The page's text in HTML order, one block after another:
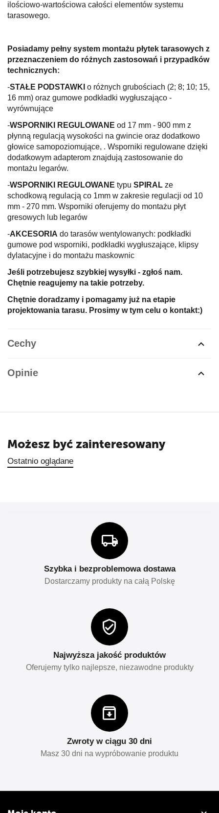
ilościowo-wartościowa całości elementów systemu
tarasowego.
Posiadamy pełny system montażu płytek tarasowych z
przeznaczeniem do różnych zastosowań i przypadków
technicznych:
-STAŁE PODSTAWKI o różnych grubościach (2; 8; 10; 15,
16 mm) oraz gumowe podkładki wygłuszająco -
wyrównujące
-WSPORNIKI REGULOWANE od 17 mm - 900 mm z
płynną regulacją wysokości na gwincie oraz dodatkowo
głowice samopoziomujące, . Wsporniki regulowane dzięki
dodatkowym adapterom znajdują zastosowanie do
montażu legarów.
-WSPORNIKI REGULOWANE typu SPIRAL ze
schodkową regulacją co 1mm w zakresie regulacji od 10
mm - 270 mm. Wsporniki oferujemy do montażu płyt
gresowych lub legarów
-AKCESORIA do tarasów wentylowanych: podkładki
gumowe pod wsporniki, podkładki wygłuszające, klipsy
dylatacyjne i do montażu maskownic
Jeśli potrzebujesz szybkiej wysyłki - zgłoś nam.
Chętnie reagujemy na takie potrzeby.
Chętnie doradzamy i pomagamy już na etapie
projektowania tarasu. Prosimy w tym celu o kontakt:)
Cechy
Opinie
Możesz być zainteresowany
Ostatnio oglądane
Szybka i bezproblemowa dostawa
Dostarczamy produkty na całą Polskę
Najwyższa jakość produktów
Oferujemy tylko najlepsze, niezawodne produkty
Zwroty w ciągu 30 dni
Masz 30 dni na wypróbowanie produktu